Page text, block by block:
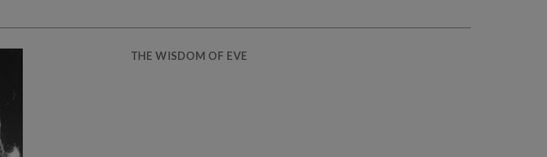
THE WISDOM OF EVE